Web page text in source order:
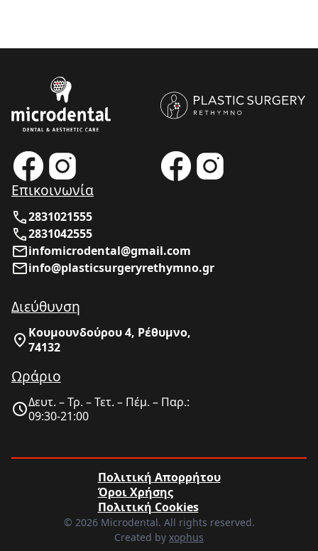
Επικοινωνία
2831021555
2831042555
infomicrodental@gmail.com
info@plasticsurgeryrethymno.gr
Διεύθυνση
Κουμουνδούρου 4, Ρέθυμνο,
74132
Ωράριο
Δευτ. – Τρ. – Τετ. – Πέμ. – Παρ.:
09:30-21:00
© 2026 Microdental. All rights reserved.
Created by xophus
Πολιτική Απορρήτου
Όροι Χρήσης
Πολιτική Cookies